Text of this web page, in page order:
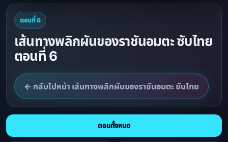
ตอนที่ 6
เส้นทางพลิกผันของราชันอมตะ ซับไทย
ตอนที่ 6
← กลับไปหน้า เส้นทางพลิกผันของราชันอมตะ ซับไทย
ตอนทั้งหมด